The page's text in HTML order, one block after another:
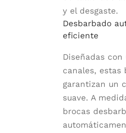
y el desgaste.
Desbarbado
eficiente
Diseñadas
canales, estas
garantizan un
suave. A
brocas